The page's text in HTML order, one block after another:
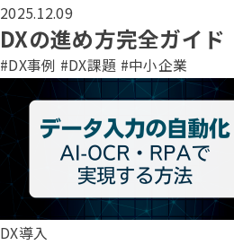
2025.12.09
DXの進め方完全ガイ
#DX事例 #DX課題 #中小企業
DX導入